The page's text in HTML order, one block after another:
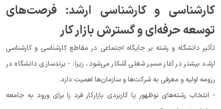
کارشناسی و کارشناسی ارشد: فرصت‌های
توسعه حرفه‌ای و گسترش بازار کار
تأثیر دانشگاه و رشته بر جایگاه اجتماعی در مقاطع کارشناسی و کارشناسی
ارشد بیشتر در آغاز مسیر شغلی آشکار می‌شود، زیرا: - برندسازی دانشگاه در
رزومه اولیه و معرفی به شرکت‌ها و سازمان‌ها اهمیت دارد.
- انتخاب رشته‌های نوظهور یا کاربردی بازارکار فرد را برای ورود به جامعه